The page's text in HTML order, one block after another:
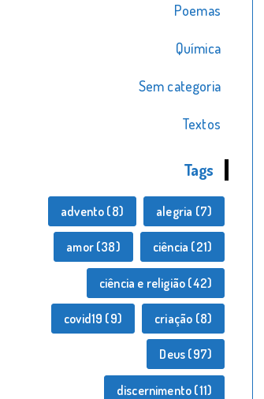
Poemas
Química
Sem categoria
Textos
Tags
advento (8) alegria (7)
amor(38) ciência (21)
ciência e religião (42)
covid19 (9) criação (8)
Deus (97)
discernimento (11)